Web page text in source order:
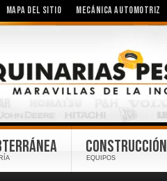
MAPA DEL SITIO MECÁNICA AUTOMOTRIZ
CONSTRUCCIÓN
EQUIPOS